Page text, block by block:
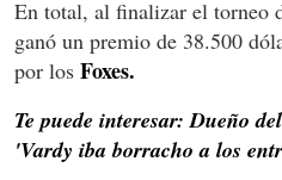
En total, al finalizar el torneo
ganó un premio de 38.500
por los Foxes.
Te puede interesar: Dueño
'Vardy iba borracho a los